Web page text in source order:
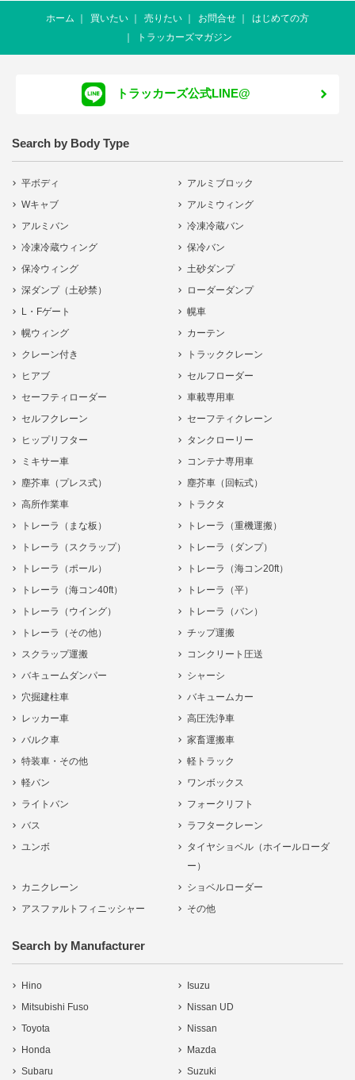
ホーム 買いたい 売りたい お問合せ
はじめての方
トラッカーズマガジン
トラッカーズ公式LINE@
Search by Body Type
平ボディ
アルミブロック
Wキャブ
アルミウィング
アルミバン
冷凍冷蔵バン
冷凍冷蔵ウィング
保冷バン
保冷ウィング
土砂ダンプ
深ダンプ（土砂禁）
ローダーダンプ
L・Fゲート
幌車
幌ウィング
カーテン
クレーン付き
トラッククレーン
ヒアブ
セルフローダー
セーフティローダー
車載専用車
セルフクレーン
セーフティクレーン
ヒップリフター
タンクローリー
ミキサー車
コンテナ専用車
塵芥車（プレス式）
塵芥車（回転式）
高所作業車
トラクタ
トレーラ（まな板）
トレーラ（重機運搬）
トレーラ（スクラップ）
トレーラ（ダンプ）
トレーラ（ポール）
トレーラ（海コン20ft）
トレーラ（海コン40ft）
トレーラ（平）
トレーラ（ウイング）
トレーラ（バン）
トレーラ（その他）
チップ運搬
スクラップ運搬
コンクリート圧送
バキュームダンパー
シャーシ
穴掘建柱車
バキュームカー
レッカー車
高圧洗浄車
バルク車
家畜運搬車
特装車・その他
軽トラック
軽バン
ワンボックス
ライトバン
フォークリフト
バス
ラフタークレーン
ユンボ
タイヤショベル（ホイールローダ
ー）
カニクレーン
ショベルローダー
アスファルトフィニッシャー
その他
Search by Manufacturer
Hino
Isuzu
Mitsubishi Fuso
Nissan UD
Toyota
Nissan
Honda
Mazda
Subaru
Suzuki